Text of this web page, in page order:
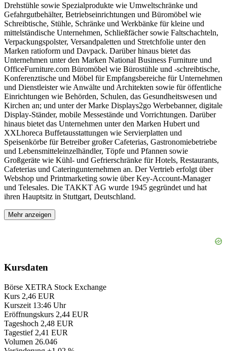
Drehstühle sowie Spezialprodukte wie Umweltschränke und
Gefahrgutbehälter, Betriebseinrichtungen und Büromöbel wie
Schreibtische, Stühle, Schränke und Werkbänke für kleine und
mittelständische Unternehmen, Schließfächer sowie Faltschachteln,
Verpackungspolster, Versandpaletten und Stretchfolie unter den
Marken ratioform und Davpack. Darüber hinaus bietet das
Unternehmen unter den Marken National Business Furniture und
OfficeFurniture.com Büromöbel wie Bürostühle und -schreibtische,
Konferenztische und Möbel für Empfangsbereiche für Unternehmen
und Dienstleister wie Anwälte und Architekten sowie für öffentliche
Einrichtungen wie Behörden, Schulen, das Gesundheitswesen und
Kirchen an; und unter der Marke Displays2go Werbebanner, digitale
Display-Ständer, mobile Messestände und Vorrichtungen. Darüber
hinaus bietet das Unternehmen unter den Marken Hubert und
XXLhoreca Buffetausstattungen wie Servierplatten und
Speisenkörbe für Betreiber großer Cafeterias, Gastronomiebetriebe
und Lebensmitteleinzelhändler, Töpfe und Pfannen sowie
Großgeräte wie Kühl- und Gefrierschränke für Hotels, Restaurants,
Cafeterias und Cateringunternehmen an. Der Vertrieb erfolgt über
Webshop und Printmarketing sowie über Key-Account-Manager
und Telesales. Die TAKKT AG wurde 1945 gegründet und hat
ihren Hauptsitz in Stuttgart, Deutschland.
Mehr anzeigen
Kursdaten
Börse XETRA Stock Exchange
Kurs 2,46 EUR
Kurszeit 13:46 Uhr
Eröffnungskurs 2,44 EUR
Tageshoch 2,48 EUR
Tagestief 2,41 EUR
Volumen 26.046